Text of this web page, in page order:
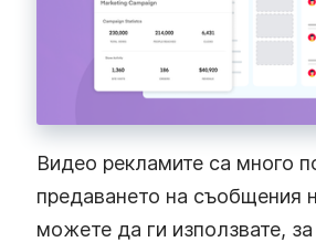
Видео рекламите са много
предаването на съобщения
можете да ги използвате,